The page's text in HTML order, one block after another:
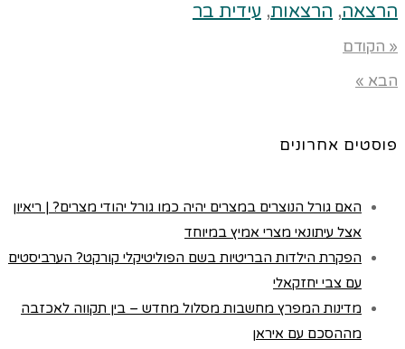
הרצאה, הרצאות, עידית בר
« הקודם
הבא »
פוסטים אחרונים
האם גורל הנוצרים במצרים יהיה כמו גורל יהודי מצרים? | ריאיון
אצל עיתונאי מצרי אמיץ במיוחד
הפקרת הילדות הבריטיות בשם הפוליטיקלי קורקט? הערביסטים
עם צבי יחזקאלי
מדינות המפרץ מחשבות מסלול מחדש – בין תקווה לאכזבה
מההסכם עם איראן